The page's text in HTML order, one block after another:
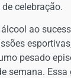
celebração.
ao
pesado
semana.